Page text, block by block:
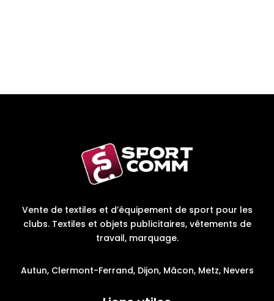
Vente de textiles et d’équipement de sport pour les
clubs. Textiles et objets publicitaires, vêtements de
travail, marquage.
Autun, Clermont-Ferrand, Dijon, Mâcon, Metz, Nevers